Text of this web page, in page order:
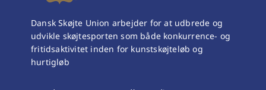
Dansk Skøjte Union arbejder for at udbrede og
udvikle skøjtesporten som både konkurrence- og
fritidsaktivitet inden for kunstskøjteløb og
hurtigløb